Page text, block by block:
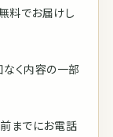
料でお届けし
く内容の一部
までにお電話